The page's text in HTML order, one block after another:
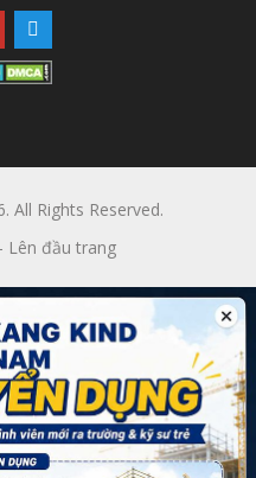
All Rights Reserved.
Lên đầu trang